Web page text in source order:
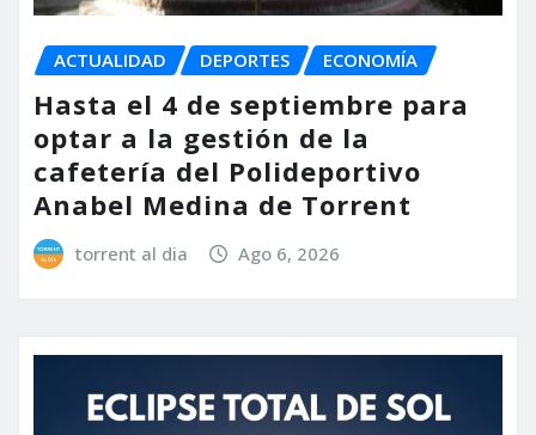
ACTUALIDAD DEPORTES ECONOMÍA
Hasta el 4 de septiembre para
optar a la gestión de la
cafetería del Polideportivo
Anabel Medina de Torrent
torrent al dia Ago 6, 2026